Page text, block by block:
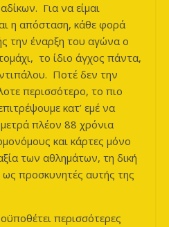
Για να είμαι
η απόσταση, κάθε φορά
την έναρξη του αγώνα ο
το ίδιο άγχος πάντα,
Ποτέ δεν την
περισσότερο, το πιο
κατ’ εμέ να
πλέον 88 χρόνια
και κάρτες μόνο
των αθλημάτων, τη δική
ως προσκυνητές αυτής της
περισσότερες